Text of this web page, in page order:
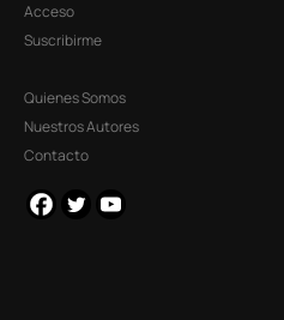
Acceso
Suscribirme
Quienes Somos
Nuestros Autores
Contacto